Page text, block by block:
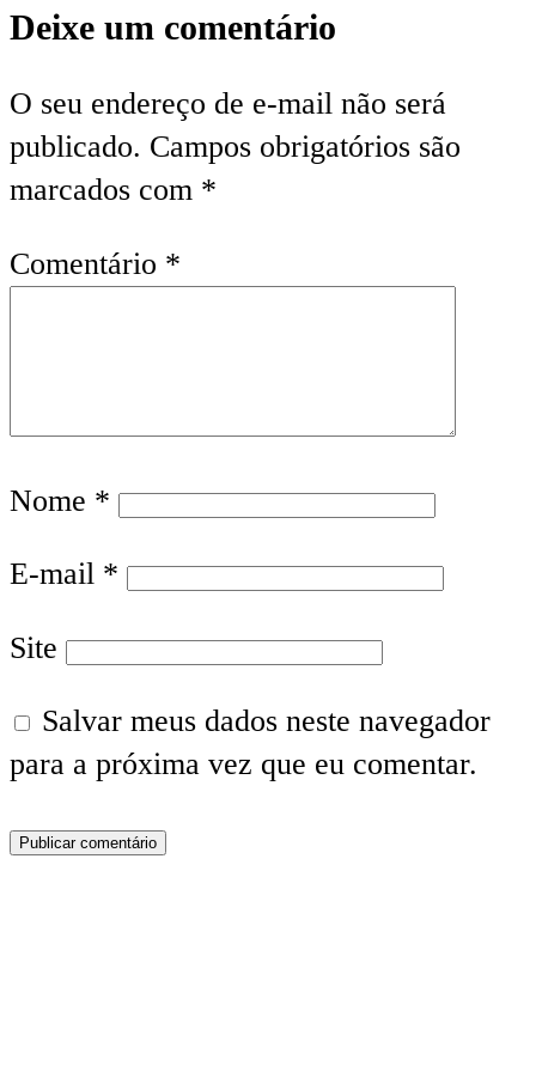
Deixe um comentário
O seu endereço de e-mail não será
publicado. Campos obrigatórios são
marcados com *
Comentário *
Nome *
E-mail *
Site
Salvar meus dados neste navegador
para a próxima vez que eu comentar.